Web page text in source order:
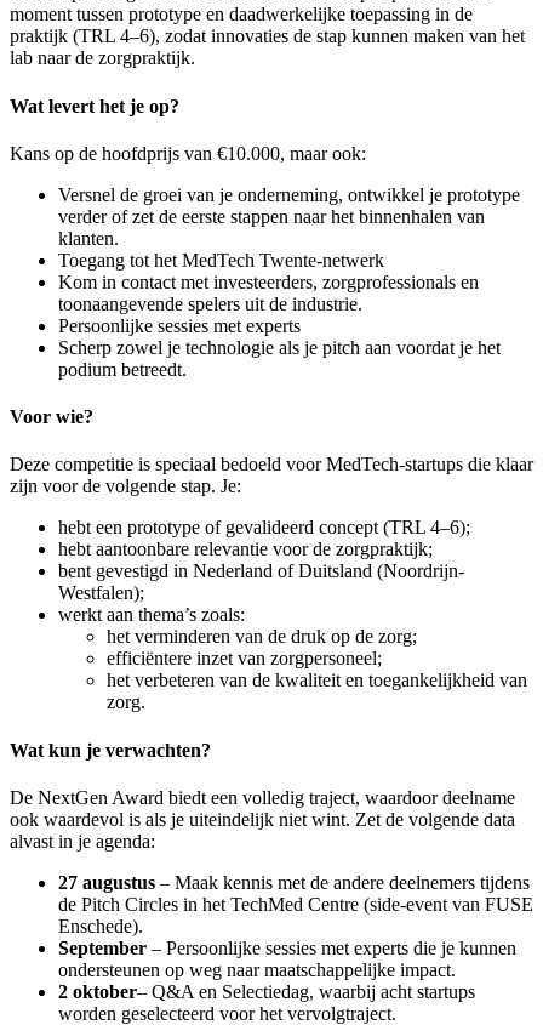
moment tussen prototype en daadwerkelijke toepassing in de
praktijk (TRL 4–6), zodat innovaties de stap kunnen maken van het
lab naar de zorgpraktijk.
Wat levert het je op?
Kans op de hoofdprijs van €10.000, maar ook:
Versnel de groei van je onderneming, ontwikkel je prototype
verder of zet de eerste stappen naar het binnenhalen van
klanten.
Toegang tot het MedTech Twente-netwerk
Kom in contact met investeerders, zorgprofessionals en
toonaangevende spelers uit de industrie.
Persoonlijke sessies met experts
Scherp zowel je technologie als je pitch aan voordat je het
podium betreedt.
Voor wie?
Deze competitie is speciaal bedoeld voor MedTech-startups die klaar
zijn voor de volgende stap. Je:
hebt een prototype of gevalideerd concept (TRL 4–6);
hebt aantoonbare relevantie voor de zorgpraktijk;
bent gevestigd in Nederland of Duitsland (Noordrijn-
Westfalen);
werkt aan thema’s zoals:
het verminderen van de druk op de zorg;
efficiëntere inzet van zorgpersoneel;
het verbeteren van de kwaliteit en toegankelijkheid van
zorg.
Wat kun je verwachten?
De NextGen Award biedt een volledig traject, waardoor deelname
ook waardevol is als je uiteindelijk niet wint. Zet de volgende data
alvast in je agenda:
27 augustus – Maak kennis met de andere deelnemers tijdens
de Pitch Circles in het TechMed Centre (side-event van FUSE
Enschede).
September – Persoonlijke sessies met experts die je kunnen
ondersteunen op weg naar maatschappelijke impact.
2 oktober– Q&A en Selectiedag, waarbij acht startups
worden geselecteerd voor het vervolgtraject.